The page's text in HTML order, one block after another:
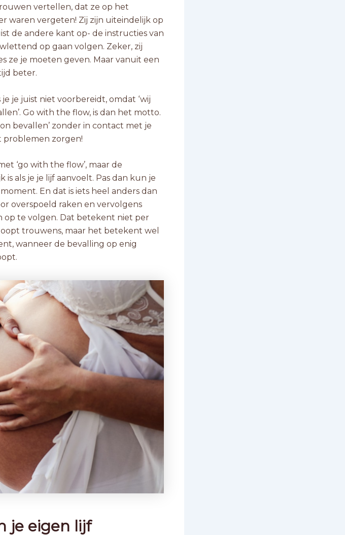
vertellen, dat ze op het
waren vergeten! Zij zijn uiteindelijk op
de andere kant op- de instructies van
op gaan volgen. Zeker, zij
ze je moeten geven. Maar vanuit een
beter.
je juist niet voorbereidt, omdat ‘wij
Go with the flow, is dan het motto.
bevallen’ zonder in contact met je
problemen zorgen!
‘go with the flow’, maar de
als je je lijf aanvoelt. Pas dan kun je
En dat is iets heel anders dan
overspoeld raken en vervolgens
op te volgen. Dat betekent niet per
trouwens, maar het betekent wel
wanneer de bevalling op enig
je eigen lijf